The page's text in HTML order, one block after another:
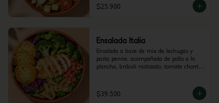
$25.900
Ensalada Italia
Ensalada a base de mix de lechugas y
pasta penne, acompañada de pollo a la
plancha, brócoli rostizado, tomate chonto
$39.500